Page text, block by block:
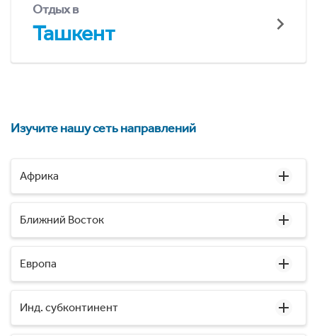
Отдых в
Ташкент
Изучите нашу сеть направлений
Африка
Ближний Восток
Европа
Инд. субконтинент